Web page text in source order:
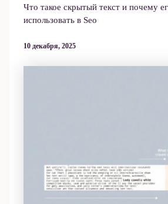
Что такое скрытый текст и почему
использовать в Seo
10 декабря, 2025